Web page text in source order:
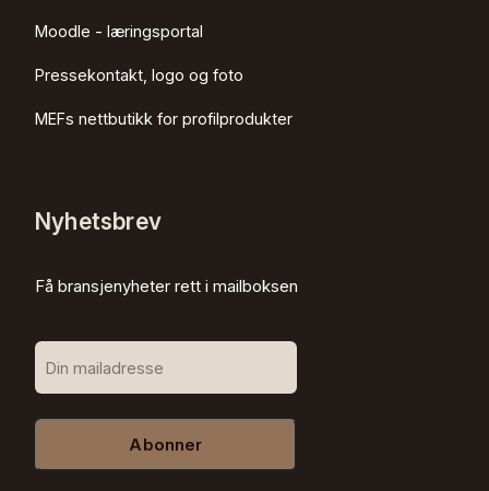
Moodle - læringsportal
Pressekontakt, logo og foto
MEFs nettbutikk for profilprodukter
Nyhetsbrev
Få bransjenyheter rett i mailboksen
Abonner